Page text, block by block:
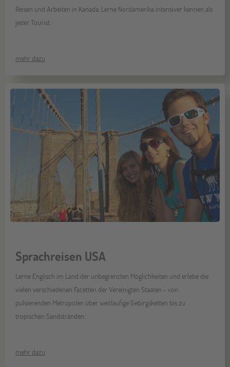
Reisen und Arbeiten in Kanada. Lerne Nordamerika intensiver kennen als
jeder Tourist.
mehr dazu
Sprachreisen USA
Lerne Englisch im Land der unbegrenzten Möglichkeiten und erlebe die
vielen verschiedenen Facetten der Vereinigten Staaten - von
pulsierenden Metropolen über weitläufige Gebirgsketten bis zu
tropischen Sandstränden.
mehr dazu